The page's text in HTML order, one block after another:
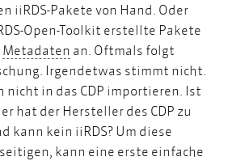
iiRDS-Pakete von Hand. Oder
Open-Toolkit erstellte Pakete
Metadaten Metadaten
an. Oftmals folgt
Irgendetwas stimmt nicht.
nicht in das CDP importieren. Ist
hat der Hersteller des CDP zu
kann kein iiRDS? Um diese
kann eine erste einfache